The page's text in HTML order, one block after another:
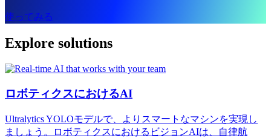
使ってみる
Explore solutions
ロボティクスにおけるAI
Ultralytics YOLOモデルで、よりスマートなマシンを実現し
ましょう。ロボティクスにおけるビジョンAIは、自律航